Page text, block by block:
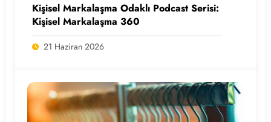
Kişisel Markalaşma Odaklı Podcast Serisi:
Kişisel Markalaşma 360
21 Haziran 2026